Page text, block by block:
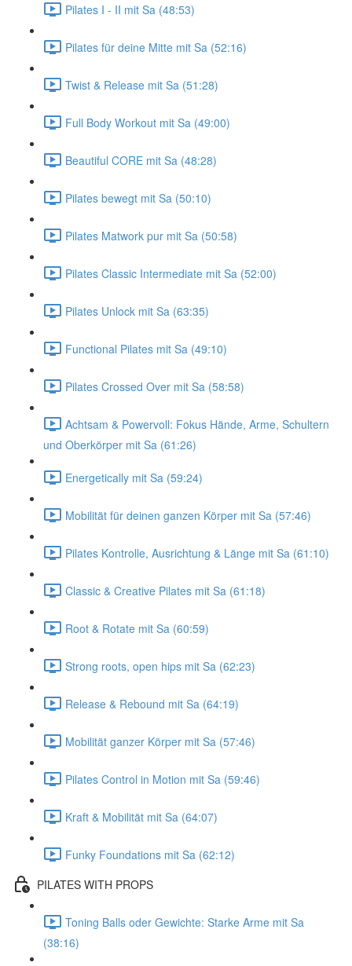
Pilates I - II mit Sa (48:53)
Pilates für deine Mitte mit Sa (52:16)
Twist & Release mit Sa (51:28)
Full Body Workout mit Sa (49:00)
Beautiful CORE mit Sa (48:28)
Pilates bewegt mit Sa (50:10)
Pilates Matwork pur mit Sa (50:58)
Pilates Classic Intermediate mit Sa (52:00)
Pilates Unlock mit Sa (63:35)
Functional Pilates mit Sa (49:10)
Pilates Crossed Over mit Sa (58:58)
Achtsam & Powervoll: Fokus Hände, Arme, Schultern
und Oberkörper mit Sa (61:26)
Energetically mit Sa (59:24)
Mobilität für deinen ganzen Körper mit Sa (57:46)
Pilates Kontrolle, Ausrichtung & Länge mit Sa (61:10)
Classic & Creative Pilates mit Sa (61:18)
Root & Rotate mit Sa (60:59)
Strong roots, open hips mit Sa (62:23)
Release & Rebound mit Sa (64:19)
Mobilität ganzer Körper mit Sa (57:46)
Pilates Control in Motion mit Sa (59:46)
Kraft & Mobilität mit Sa (64:07)
Funky Foundations mit Sa (62:12)
PILATES WITH PROPS
Toning Balls oder Gewichte: Starke Arme mit Sa
(38:16)